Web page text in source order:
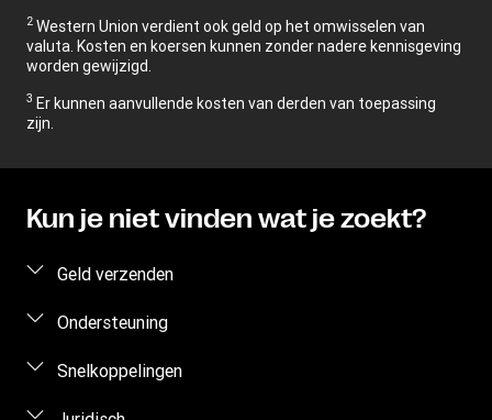
2 Western Union verdient ook geld op het omwisselen van
valuta. Kosten en koersen kunnen zonder nadere kennisgeving
worden gewijzigd.
3 Er kunnen aanvullende kosten van derden van toepassing
zijn.
Kun je niet vinden wat je zoekt?
Geld verzenden
Geld online verzenden
Ondersteuning
Veelgestelde vragen
Snelkoppelingen
Aanmelden/registreren